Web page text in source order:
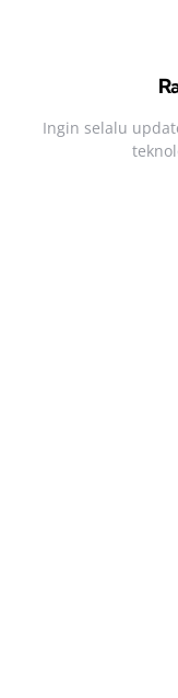
Ingin selalu